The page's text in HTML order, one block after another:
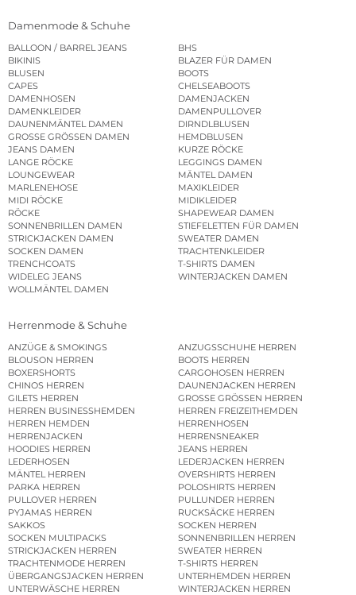
Damenmode & Schuhe
BALLOON / BARREL JEANS
BHS
BIKINIS
BLAZER FÜR DAMEN
BLUSEN
BOOTS
CAPES
CHELSEABOOTS
DAMENHOSEN
DAMENJACKEN
DAMENKLEIDER
DAMENPULLOVER
DAUNENMÄNTEL DAMEN
DIRNDLBLUSEN
GROSSE GRÖSSEN DAMEN
HEMDBLUSEN
JEANS DAMEN
KURZE RÖCKE
LANGE RÖCKE
LEGGINGS DAMEN
LOUNGEWEAR
MÄNTEL DAMEN
MARLENEHOSE
MAXIKLEIDER
MIDI RÖCKE
MIDIKLEIDER
RÖCKE
SHAPEWEAR DAMEN
SONNENBRILLEN DAMEN
STIEFELETTEN FÜR DAMEN
STRICKJACKEN DAMEN
SWEATER DAMEN
SOCKEN DAMEN
TRACHTENKLEIDER
TRENCHCOATS
T-SHIRTS DAMEN
WIDELEG JEANS
WINTERJACKEN DAMEN
WOLLMÄNTEL DAMEN
Herrenmode & Schuhe
ANZÜGE & SMOKINGS
ANZUGSSCHUHE HERREN
BLOUSON HERREN
BOOTS HERREN
BOXERSHORTS
CARGOHOSEN HERREN
CHINOS HERREN
DAUNENJACKEN HERREN
GILETS HERREN
GROSSE GRÖSSEN HERREN
HERREN BUSINESSHEMDEN
HERREN FREIZEITHEMDEN
HERREN HEMDEN
HERRENHOSEN
HERRENJACKEN
HERRENSNEAKER
HOODIES HERREN
JEANS HERREN
LEDERHOSEN
LEDERJACKEN HERREN
MÄNTEL HERREN
OVERSHIRTS HERREN
PARKA HERREN
POLOSHIRTS HERREN
PULLOVER HERREN
PULLUNDER HERREN
PYJAMAS HERREN
RUCKSÄCKE HERREN
SAKKOS
SOCKEN HERREN
SOCKEN MULTIPACKS
SONNENBRILLEN HERREN
STRICKJACKEN HERREN
SWEATER HERREN
TRACHTENMODE HERREN
T-SHIRTS HERREN
ÜBERGANGSJACKEN HERREN
UNTERHEMDEN HERREN
UNTERWÄSCHE HERREN
WINTERJACKEN HERREN